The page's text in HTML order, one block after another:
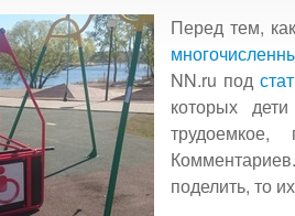
Перед тем,
NN.ru под
которых
поделить, то